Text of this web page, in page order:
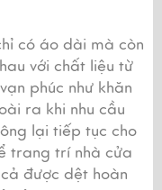
có áo dài mà còn
với chất liệu từ
phúc như khăn
ra khi nhu cầu
lại tiếp tục cho
trang trí nhà cửa
được dệt hoàn